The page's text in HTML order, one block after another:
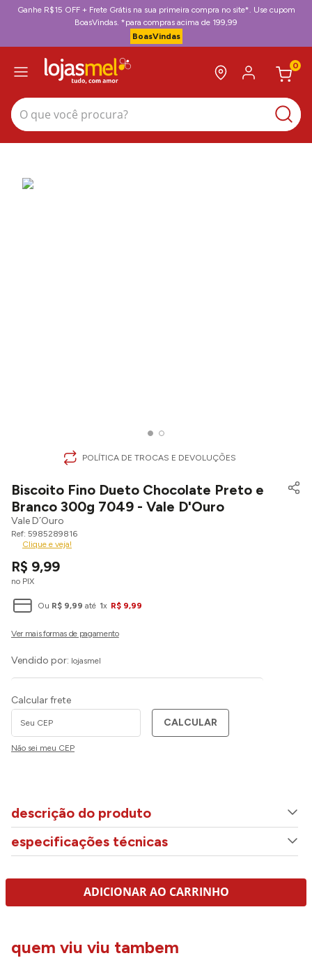
Ganhe R$15 OFF + Frete Grátis na sua primeira compra no site*. Use cupom
BoasVindas. *para compras acima de 199,99
BoasVindas
0
O que você procura?
POLÍTICA DE TROCAS E DEVOLUÇÕES
Biscoito Fino Dueto Chocolate Preto e
Branco 300g 7049 - Vale D'Ouro
Vale D´Ouro
5985289816
Clique e veja!
R$ 9,99
no PIX
Ou R$ 9,99 até 1x R$ 9,99
Vendido por: lojasmel
Calcular frete
CALCULAR
Não sei meu CEP
descrição do produto
especificações técnicas
ADICIONAR AO CARRINHO
quem viu viu tambem